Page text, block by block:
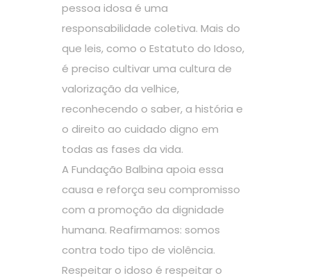
pessoa idosa é uma
responsabilidade coletiva. Mais do
que leis, como o Estatuto do Idoso,
é preciso cultivar uma cultura de
valorização da velhice,
reconhecendo o saber, a história e
o direito ao cuidado digno em
todas as fases da vida.
A Fundação Balbina apoia essa
causa e reforça seu compromisso
com a promoção da dignidade
humana. Reafirmamos: somos
contra todo tipo de violência.
Respeitar o idoso é respeitar o